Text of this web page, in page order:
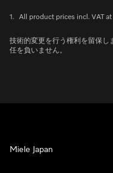
1. All product prices incl. VAT
技術的変更を行う権利を留保し
任を負いません。
Miele Japan